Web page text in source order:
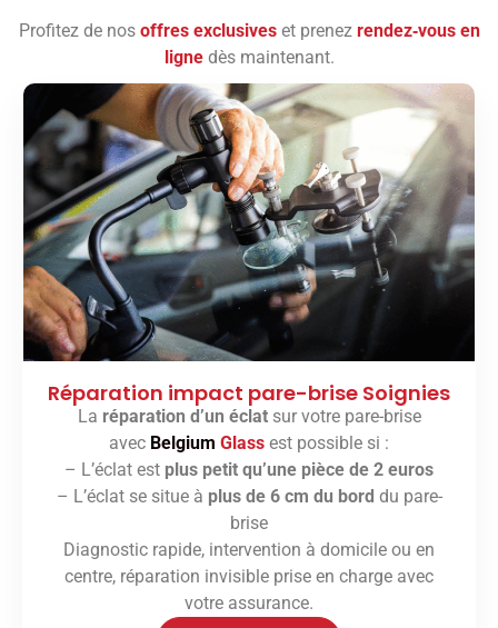
Profitez de nos offres exclusiveset prenez rendez‑vous en
lignedès maintenant.
Réparation impact pare-brise Soignies
La réparation d’un éclatsur votre pare-brise
avec Belgium Glass est possible si :
– L’éclat est plus petit qu’une pièce de 2 euros
– L’éclat se situe à plus de 6 cm du bord du pare-
brise
Diagnostic rapide, intervention à domicile ou en
centre, réparation invisible prise en charge avec
votre assurance.